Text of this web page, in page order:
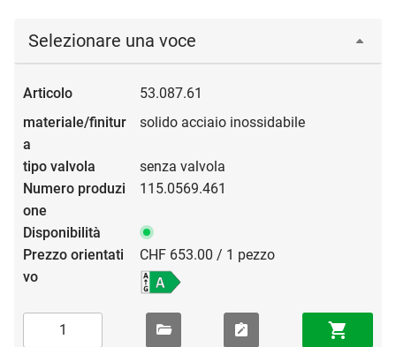
Selezionare una voce
53.087.61
solido acciaio inossidabile
senza valvola
115.0569.461
CHF 653.00 / 1 pezzo